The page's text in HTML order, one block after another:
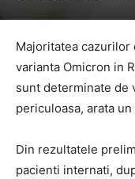
Majoritatea
varianta Omicron in
sunt determinate de
periculoasa, arata
Din rezultatele
pacienti internati,